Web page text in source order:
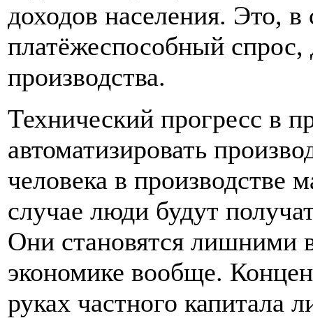
доходов населения. Это,
платёжеспособный
производства.
Технический прогресс в
автоматизировать
человека в производстве
случае люди будут
Они становятся лишними
экономике вообще.
руках частного капитала